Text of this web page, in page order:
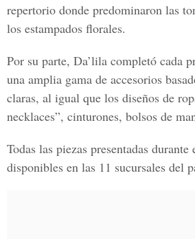
repertorio donde predominaron las
los estampados florales.
Por su parte, Da’lila completó cada
una amplia gama de accesorios
claras, al igual que los diseños de
necklaces”, cinturones, bolsos de
Todas las piezas presentadas
disponibles en las 11 sucursales del